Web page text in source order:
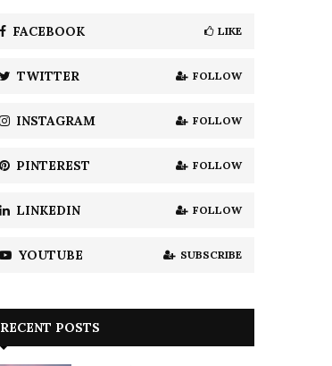
C
H
FACEBOOK LIKE
TWITTER FOLLOW
INSTAGRAM FOLLOW
PINTEREST FOLLOW
LINKEDIN FOLLOW
YOUTUBE SUBSCRIBE
RECENT POSTS